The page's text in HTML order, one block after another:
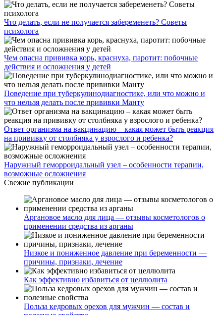
Что делать, если не получается забеременеть? Советы
психолога
Чем опасна прививка корь, краснуха, паротит: побочные
действия и осложнения у детей
Поведение при туберкулинодиагностике, или что можно и
что нельзя делать после прививки Манту
Ответ организма на вакцинацию – какая может быть реакция
на прививку от столбняка у взрослого и ребенка?
Наружный геморроидальный узел – особенности терапии,
возможные осложнения
Свежие публикации
Аргановое масло для лица — отзывы косметологов о
применении средства из арганы
Низкое и пониженное давление при беременности —
причины, признаки, лечение
Как эффективно избавиться от целлюлита
Польза кедровых орехов для мужчин — состав и